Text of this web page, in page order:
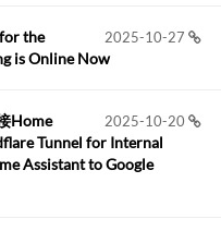
2026-05-15
超...
2025-10-27
the
is Online Now
2025-10-20
Home
Tunnel for Internal
Assistant to Google